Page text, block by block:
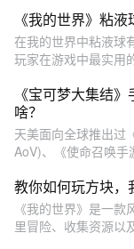
《我的世界》粘
在我的世界中粘液球
玩家在游戏中最实用
《宝可梦大集结
啥？
天美面向全球推出过
AoV)、《使命召唤手
教你如何玩方块，
《我的世界》是一
里冒险、收集资源以